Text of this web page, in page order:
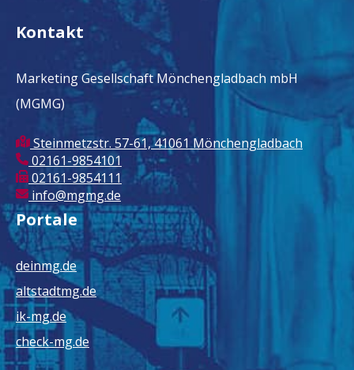
Kontakt
Marketing Gesellschaft Mönchengladbach mbH
(MGMG)
Steinmetzstr. 57-61, 41061 Mönchengladbach
02161-9854101
02161-9854111
info@mgmg.de
Portale
deinmg.de
altstadtmg.de
ik-mg.de
check-mg.de